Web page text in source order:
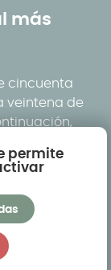
más
cincuenta
veintena de
permite